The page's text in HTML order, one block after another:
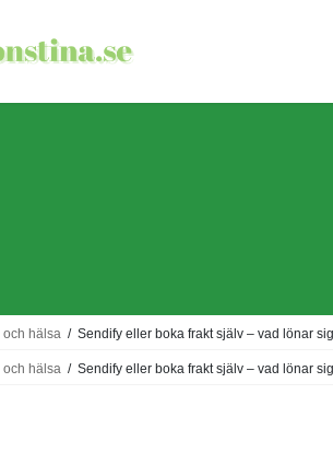
och hälsa Sendify eller boka frakt själv – vad lönar
och hälsa Sendify eller boka frakt själv – vad lönar